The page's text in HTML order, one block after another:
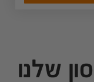
שלנו